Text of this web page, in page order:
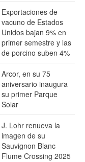
Exportaciones de
vacuno de Estados
Unidos bajan 9% en
primer semestre y las
de porcino suben 4%
Arcor, en su 75
aniversario inaugura
su primer Parque
Solar
J. Lohr renueva la
imagen de su
Sauvignon Blanc
Flume Crossing 2025